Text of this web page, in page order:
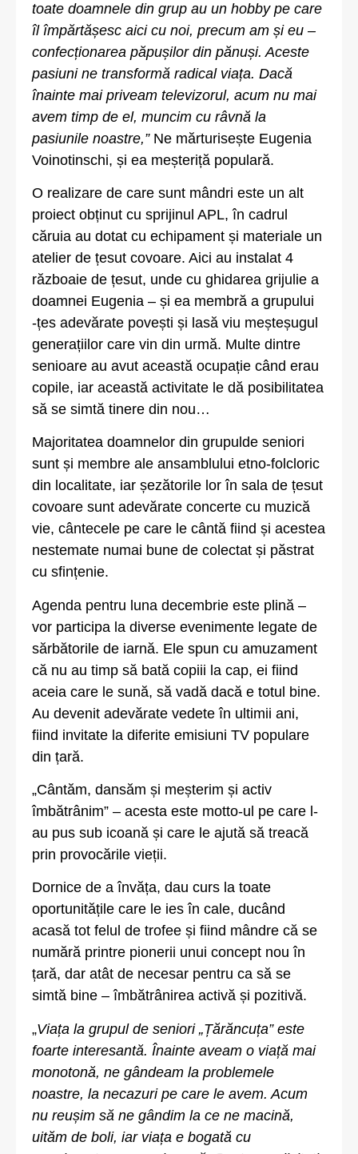
toate doamnele din grup au un hobby pe care
îl împărtășesc aici cu noi, precum am și eu –
confecționarea păpușilor din pănuși. Aceste
pasiuni ne transformă radical viața. Dacă
înainte mai priveam televizorul, acum nu mai
avem timp de el, muncim cu râvnă la
pasiunile noastre,”Ne mărturisește Eugenia
Voinotinschi, și ea meșteriță populară.
O realizare de care sunt mândri este un alt
proiect obținut cu sprijinul APL, în cadrul
căruia au dotat cu echipament și materiale un
atelier de țesut covoare. Aici au instalat 4
războaie de țesut, unde cu ghidarea grijulie a
doamnei Eugenia – și ea membră a grupului
-țes adevărate povești și lasă viu meșteșugul
generațiilor care vin din urmă. Multe dintre
senioare au avut această ocupație când erau
copile, iar această activitate le dă posibilitatea
să se simtă tinere din nou…
Majoritatea doamnelor din grupulde seniori
sunt și membre ale ansamblului etno-folcloric
din localitate, iar șezătorile lor în sala de țesut
covoare sunt adevărate concerte cu muzică
vie, cântecele pe care le cântă fiind și acestea
nestemate numai bune de colectat și păstrat
cu sfințenie.
Agenda pentru luna decembrie este plină –
vor participa la diverse evenimente legate de
sărbătorile de iarnă. Ele spun cu amuzament
că nu au timp să bată copiii la cap, ei fiind
aceia care le sună, să vadă dacă e totul bine.
Au devenit adevărate vedete în ultimii ani,
fiind invitate la diferite emisiuni TV populare
din țară.
„Cântăm, dansăm și meșterim și activ
îmbătrânim” – acesta este motto-ul pe care l-
au pus sub icoană și care le ajută să treacă
prin provocările vieții.
Dornice de a învăța, dau curs la toate
oportunitățile care le ies în cale, ducând
acasă tot felul de trofee și fiind mândre că se
numără printre pionerii unui concept nou în
țară, dar atât de necesar pentru ca să se
simtă bine – îmbătrânirea activă și pozitivă.
„Viața la grupul de seniori „Țărăncuța” este
foarte interesantă. Înainte aveam o viață mai
monotonă, ne gândeam la problemele
noastre, la necazuri pe care le avem. Acum
nu reușim să ne gândim la ce ne macină,
uităm de boli, iar viața e bogată cu